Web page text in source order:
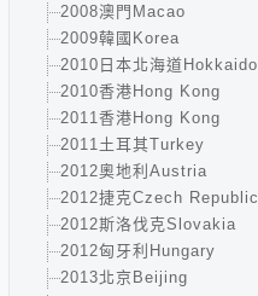
2008澳門Macao
2009韓國Korea
2010日本北海道Hokkaido
2010香港Hong Kong
2011香港Hong Kong
2011土耳其Turkey
2012奧地利Austria
2012捷克Czech Republic
2012斯洛伐克Slovakia
2012匈牙利Hungary
2013北京Beijing